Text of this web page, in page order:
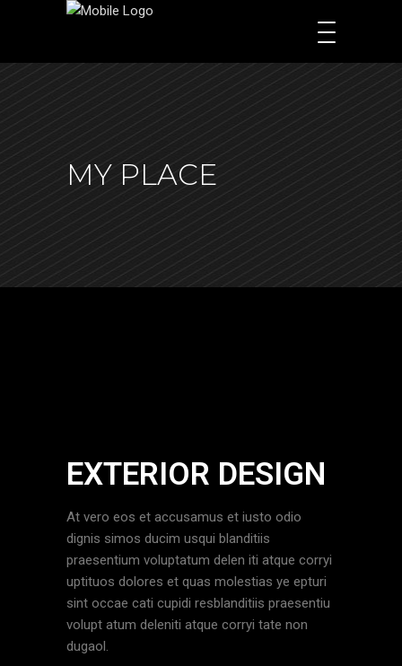
MY PLACE
EXTERIOR DESIGN
At vero eos et accusamus et iusto odio
dignis simos ducim usqui blanditiis
praesentium voluptatum delen iti atque corryi
uptituos dolores et quas molestias ye epturi
sint occae cati cupidi resblanditiis praesentiu
volupt atum deleniti atque corryi tate non
dugaol.